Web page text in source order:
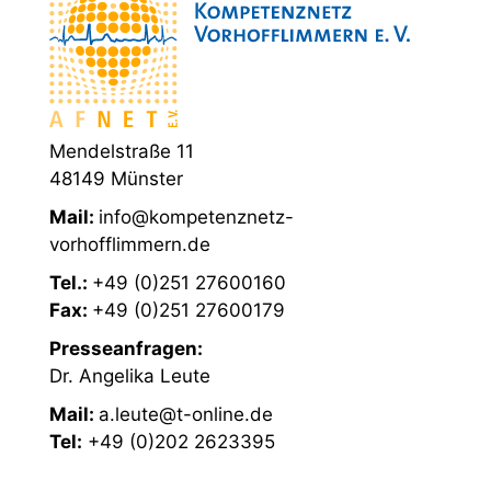
Mendelstraße 11
48149 Münster
Mail: info@kompetenznetz-
vorhofflimmern.de
Tel.: +49 (0)251 27600160
Fax: +49 (0)251 27600179
Presseanfragen:
Dr. Angelika Leute
Mail: a.leute@t-online.de
Tel: +49 (0)202 2623395